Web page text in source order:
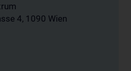
4, 1090 Wien